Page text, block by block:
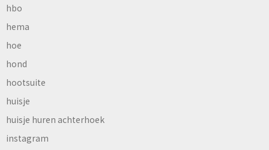
hbo
hema
hoe
hond
hootsuite
huisje
huisje huren achterhoek
instagram